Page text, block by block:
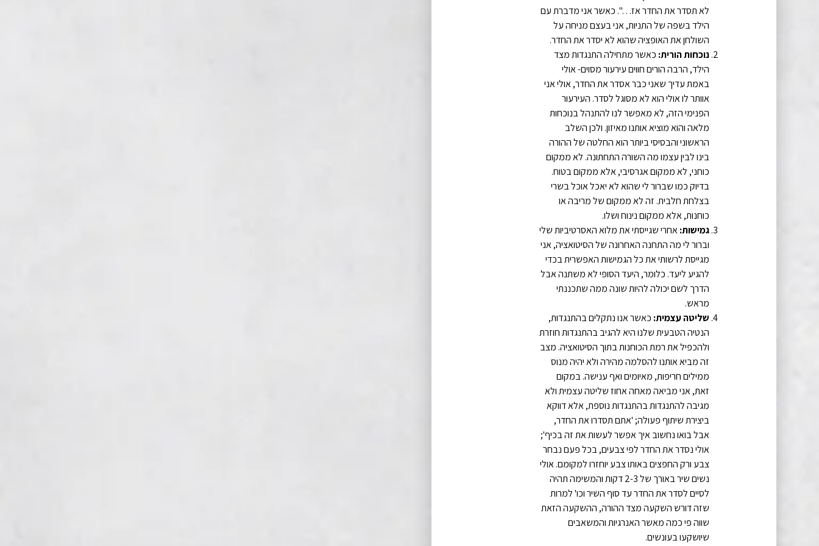
לא תסדר את החדר אז…". כאשר אני מדברת עם
הילד בשפה של התניות, אני בעצם מניחה על
השולחן את האופציה שהוא לא יסדר את החדר.
נוכחות הורית: כאשר מתחילה התנגדות מצד
הילד, הרבה הורים חווים עירעור מסוים- אולי
באמת עדיך שאני כבר אסדר את החדר, אולי אני
אוותר לו אולי הוא לא מסוגל לסדר. העירעור
הפנימי הזה, לא מאפשר לנו להתנהל בנוכחות
מלאה והוא מוציא אותנו מאיזון. ולכן השלב
הראשוני והבסיסי ביותר הוא החלטה של ההורה
בינו לבין עצמו מה השורה התחתונה. לא ממקום
כוחני, לא ממקום אגרסיבי, אלא ממקום בטוח.
בדיוק כמו שברור לי שהוא לא יאכל אוכל בשרי
בצלחת חלבית. זה לא ממקום של מריבה או
כוחנות, אלא ממקום נינוח ושלו.
גמישות:אחרי שגייסתי את מלוא האסרטיביות שלי
וברור לי מה התחנה האחרונה של הסיטואציה, אני
מגייסת לרשותי את כל הגמישות האפשרית בכדי
להגיע ליעד. כלומר, היעד הסופי לא משתנה אבל
הדרך לשם יכולה להיות שונה ממה שתכננתי
מראש.
שליטה עצמית: כאשר אנו נתקלים בהתנגדות,
הנטיה הטבעית שלנו היא להגיב בהתנגדות חוזרת
ולהכפיל את רמת הכוחנות בתוך הסיטואציה. מצב
זה מביא אותנו להסלמה מהירה ולא יהיה מנוס
ממילים חריפות, מאיומים ואף ענישה. במקום
זאת, אני מביאה מאחה אחוז שליטה עצמית ולא
מגיבה להתנגדות בהתנגדות נוספת, אלא דווקא
ביצירת שיתוף פעולה; 'אתם תסדרו את החדר,
אבל בואו נחשוב איך אפשר לעשות את זה בכיף';
אולי נסדר את החדר לפי צבעים, בכל פעם נבחר
צבע ורק החפצים באותו צבע יוחזרו למקומם. אולי
נשים שיר באורך של 2-3 דקות והמשימה תהיה
לסיים לסדר את החדר עד סוף השיר וכו' למרות
שזה דורש השקעה מצד ההורה, ההשקעה הזאת
שווה פי כמה מאשר האנרגיות והמשאבים
שיושקעו בעונשים.